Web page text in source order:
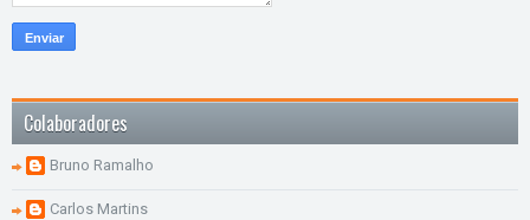
Colaboradores
Bruno Ramalho
Carlos Martins